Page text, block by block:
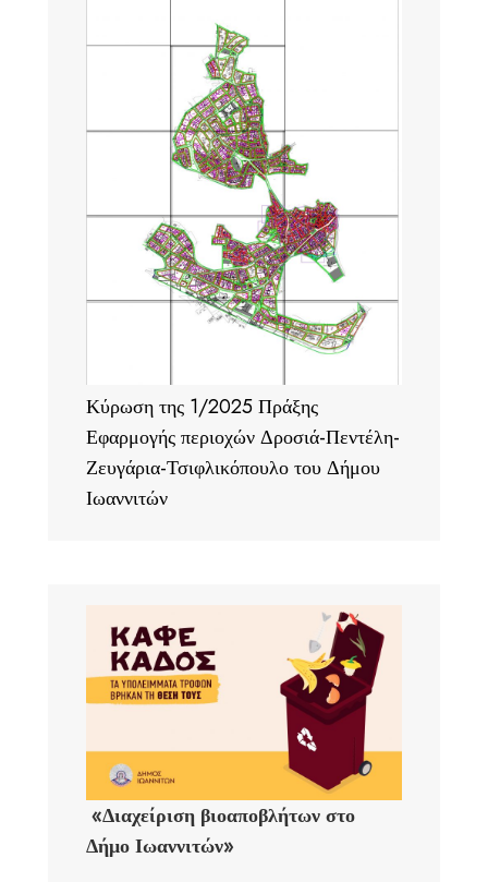
Κύρωση της 1/2025 Πράξης
Εφαρμογής περιοχών Δροσιά-Πεντέλη-
Ζευγάρια-Τσιφλικόπουλο του Δήμου
Ιωαννιτών
«Διαχείριση βιοαποβλήτων στο
Δήμο Ιωαννιτών»